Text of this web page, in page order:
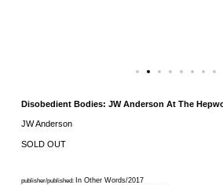
Disobedient Bodies: JW Anderson At The
JW Anderson
SOLD OUT
publisher/published: In Other Words/2017